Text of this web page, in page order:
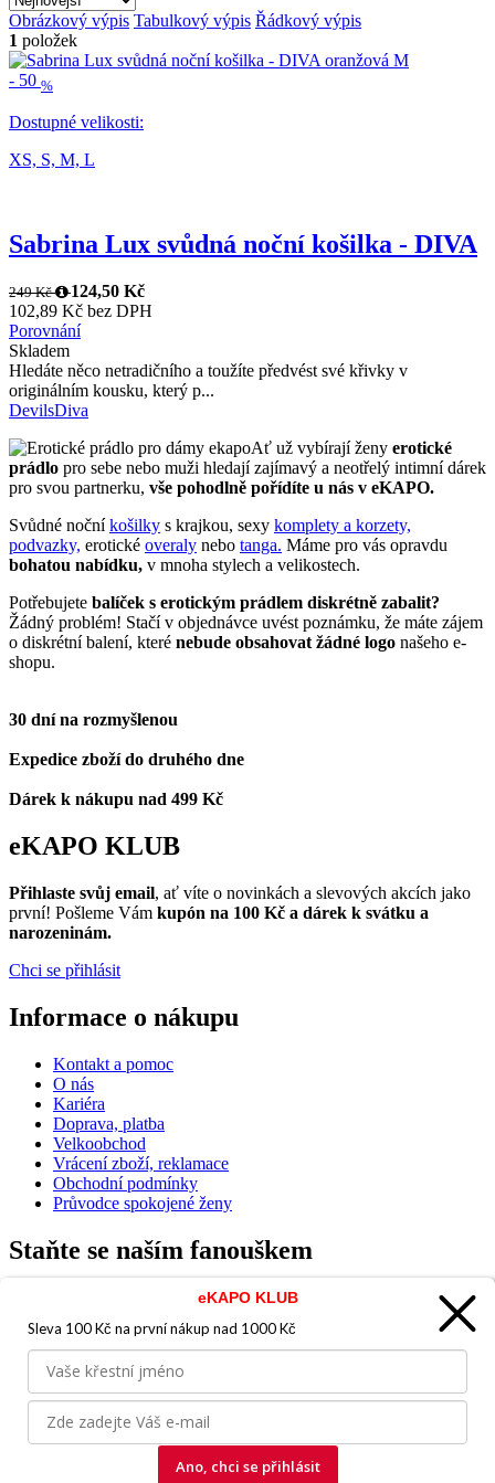
Obrázkový výpis Tabulkový výpis Řádkový výpis
1 položek
- 50 %
Dostupné velikosti:
XS, S, M, L
Sabrina Lux svůdná noční košilka - DIVA
249 Kč
124,50 Kč
102,89 Kč bez DPH
Porovnání
Skladem
Hledáte něco netradičního a toužíte předvést své křivky v
originálním kousku, který p...
DevilsDiva
Ať už vybírají ženy erotické
prádlo pro sebe nebo muži hledají zajímavý a neotřelý intimní dárek
pro svou partnerku, vše pohodlně pořídíte u nás v eKAPO.
Svůdné nočníkošilky s krajkou, sexy komplety a korzety,
podvazky, erotické overaly nebo tanga. Máme pro vás opravdu
bohatou nabídku, v mnoha stylech a velikostech.
Potřebujete balíček s erotickým prádlem diskrétně zabalit?
Žádný problém! Stačí v objednávce uvést poznámku, že máte zájem
o diskrétní balení, které nebude obsahovat žádné logo našeho e-
shopu.
30 dní na rozmyšlenou
Expedice zboží do druhého dne
Dárek k nákupu nad 499 Kč
eKAPO KLUB
Přihlaste svůj email, ať víte o novinkách a slevových akcích jako
první! Pošleme Vám kupón na 100 Kč a dárek k svátku a
narozeninám.
Chci se přihlásit
Informace o nákupu
Kontakt a pomoc
O nás
Kariéra
Doprava, platba
Velkoobchod
Vrácení zboží, reklamace
Obchodní podmínky
Průvodce spokojené ženy
Staňte se naším fanouškem
Jsme důvěryhodný obchod
eKAPO KLUB
Sleva 100 Kč na první nákup nad 1000 Kč
Ano, chci se přihlásit